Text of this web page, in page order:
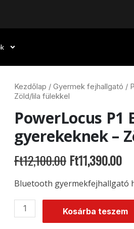
Kezdőlap / Gyermek fejhallgató /
Zöld/lila fülekkel
PowerLocus
gyerekeknek –
Ft12,100.00 Ft11,390.00
Bluetooth gyermekfejhallgató
PowerLocus
P1
fejhallgató
gyerekeknek
-
Zöld/lila
fülekkel
mennyiség
Kosárba teszem